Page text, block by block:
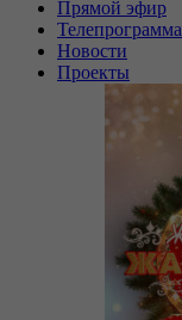
Прямой эфир
Телепрограмма
Новости
Проекты